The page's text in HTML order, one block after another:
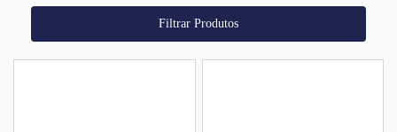
Filtrar Produtos